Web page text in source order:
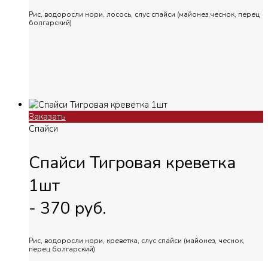
Рис, водоросли нори, лосось, слус спайси (майонез,чеснок, перец
болгарский)
Заказать
Спайси
Спайси Тигровая креветка
1шт
- 370 руб.
Рис, водоросли нори, креветка, слус спайси (майонез, чеснок,
перец болгарский)